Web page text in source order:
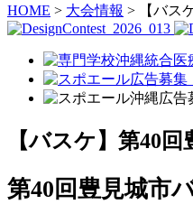
HOME > 大会情報 > 【バス
【バスケ】第40
第40回豊見城市